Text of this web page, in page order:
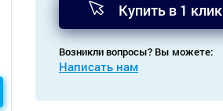
Купить в 1 клик
Возникли вопросы? Вы можете:
Написать нам